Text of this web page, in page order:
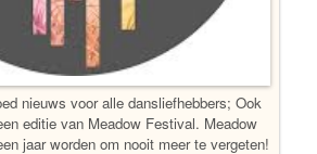
nieuws voor alle dansliefhebbers; Ook
editie van Meadow Festival. Meadow
jaar worden om nooit meer te vergeten!